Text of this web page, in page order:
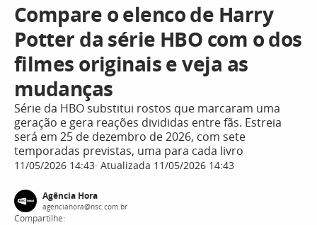
Compare o elenco de Harry
Potter da série HBO com o dos
filmes originais e veja as
mudanças
Série da HBO substitui rostos que marcaram uma
geração e gera reações divididas entre fãs. Estreia
será em 25 de dezembro de 2026, com sete
temporadas previstas, uma para cada livro
11/05/2026 14:43 Atualizada 11/05/2026 14:43
Agência Hora
agenciahora@nsc.com.br
Compartilhe: